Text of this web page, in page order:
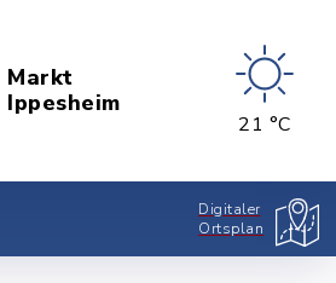
Markt
Ippesheim
21 °C
Digitaler
Ortsplan